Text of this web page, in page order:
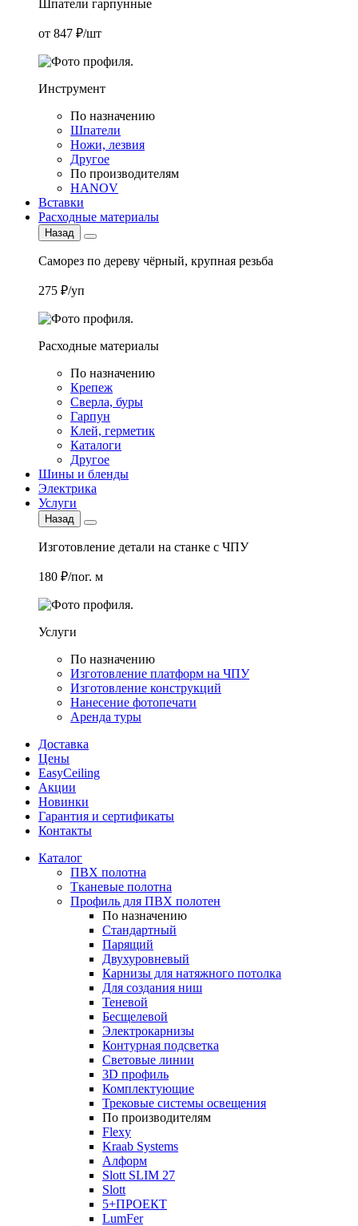
Шпатели гарпунные
от 847 ₽/шт
Инструмент
По назначению
Шпатели
Ножи, лезвия
Другое
По производителям
HANOV
Вставки
Расходные материалы
Назад
Саморез по дереву чёрный, крупная резьба
275 ₽/уп
Расходные материалы
По назначению
Крепеж
Сверла, буры
Гарпун
Клей, герметик
Каталоги
Другое
Шины и бленды
Электрика
Услуги
Назад
Изготовление детали на станке с ЧПУ
180 ₽/пог. м
Услуги
По назначению
Изготовление платформ на ЧПУ
Изготовление конструкций
Нанесение фотопечати
Аренда туры
Доставка
Цены
EasyCeiling
Акции
Новинки
Гарантия и сертификаты
Контакты
Каталог
ПВХ полотна
Тканевые полотна
Профиль для ПВХ полотен
По назначению
Стандартный
Парящий
Двухуровневый
Карнизы для натяжного потолка
Для создания ниш
Теневой
Бесщелевой
Электрокарнизы
Контурная подсветка
Световые линии
3D профиль
Комплектующие
Трековые системы освещения
По производителям
Flexy
Kraab Systems
Алформ
Slott SLIM 27
Slott
5+ПРОЕКТ
LumFer